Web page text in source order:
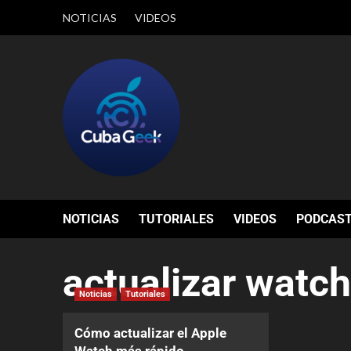
NOTICIAS VIDEOS
NOTICIAS TUTORIALES VIDEOS
actualizar
Noticias Tutoriales
Cómo actualizar el Apple